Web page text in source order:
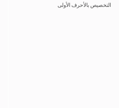
التخصيص بالأحرف الأولى